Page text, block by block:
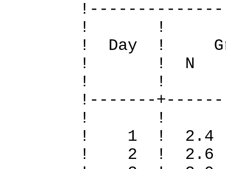
!
! Day !
! ! N S
!
!-------
!
! 1 ! 2.4
! 2 ! 2.6